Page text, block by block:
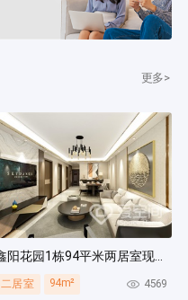
更多>
鑫阳花园1栋94平米两居室现代简约风装修案例
二居室 94m² 4569